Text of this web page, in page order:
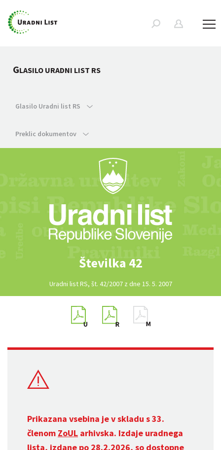
GLASILO URADNI LIST RS
Glasilo Uradni list RS
Preklic dokumentov
Številka 42
Uradni list RS, št. 42/2007 z dne 15. 5. 2007
Prikazana vsebina je v skladu s 33.
členom ZoUL arhivska. Izdaje uradnega
lista, izdane po 28.2.2026, so dostopne